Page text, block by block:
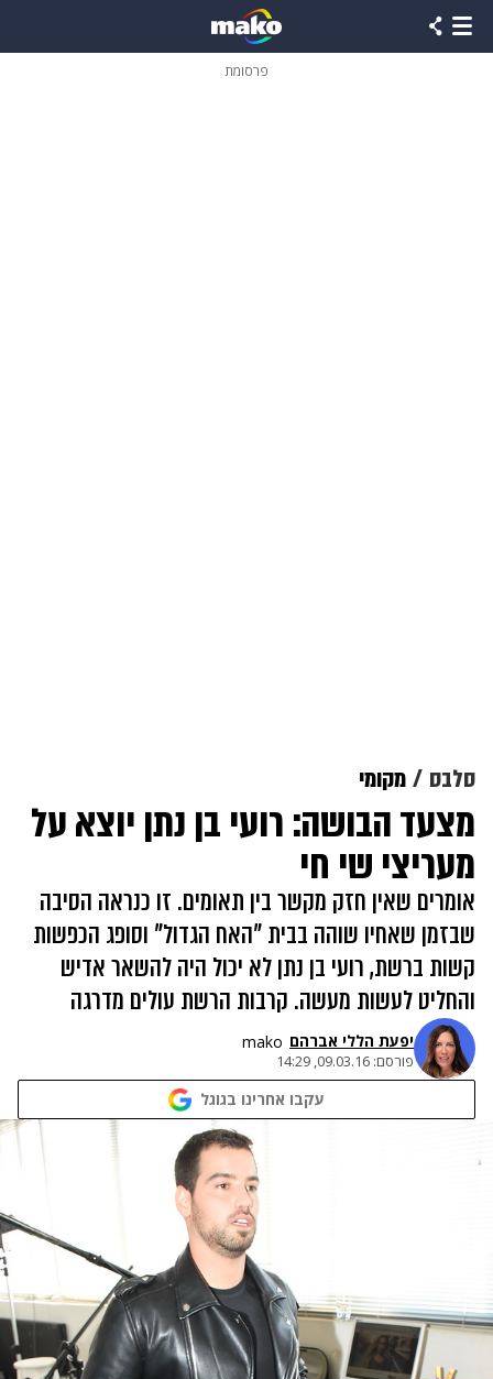
פרסומת
סלבס מקומי
מצעד הבושה: רועי בן נתן יוצא על
מעריצי שי חי
אומרים שאין חזק מקשר בין תאומים. זו כנראה הסיבה
שבזמן שאחיו שוהה בבית "האח הגדול" וסופג הכפשות
קשות ברשת, רועי בן נתן לא יכול היה להשאר אדיש
והחליט לעשות מעשה. קרבות הרשת עולים מדרגה
יפעת הללי אברהם mako
פורסם: 09.03.16, 14:29
עקבו אחרינו בגוגל